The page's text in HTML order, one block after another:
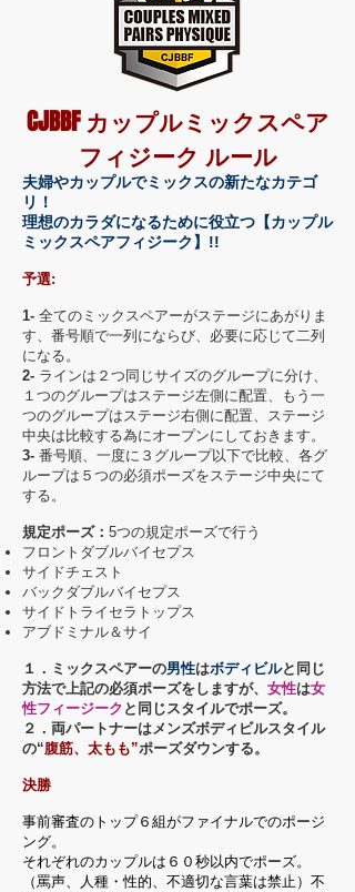
CJBBF カップルミックスペア
フィジーク ルール
夫婦やカップルでミックスの新たなカテゴ
リ！
理想のカラダになるために役立つ【カップル
ミックスペアフィジーク】!!
予選:
1- 全てのミックスペアーがステージにあがりま
す、番号順で一列にならび、必要に応じて二列
になる。
2- ラインは２つ同じサイズのグループに分け、
１つのグループはステージ左側に配置、もう一
つのグループはステージ右側に配置、ステージ
中央は比較する為にオープンにしておきます。
3- 番号順、一度に３グループ以下で比較、各グ
ループは５つの必須ポーズをステージ中央にて
する。
規定ポーズ： 5つの規定ポーズで行う
フロントダブルバイセプス
サイドチェスト
バックダブルバイセプス
サイドトライセラトップス
アブドミナル＆サイ
１．ミックスペアーの男性はボディビルと同じ
方法で上記の必須ポーズをしますが、 女性は女
性フィージーク と同じスタイルでポーズ。
２．両パートナーはメンズボディビルスタイル
の“腹筋、太もも”ポーズダウンする。
決勝
事前審査のトップ６組がファイナルでのポージ
ング。
それぞれのカップルは６０秒以内でポーズ。
（罵声、人種・性的、不適切な言葉は禁止）不